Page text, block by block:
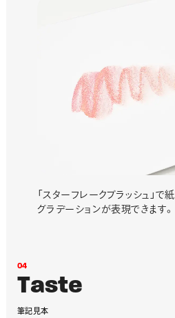
「スターフレークブラッシュ」で
グラデーションが表現できます。
04
Taste
筆記 見本